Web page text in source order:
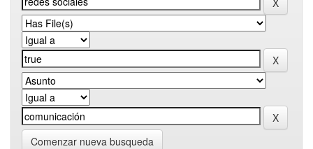
Comenzar nueva busqueda